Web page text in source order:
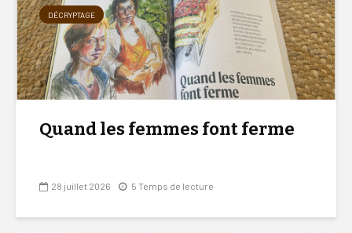
DÉCRYPTAGE
Quand les femmes font ferme
28 juillet 2026 5 Temps de lecture